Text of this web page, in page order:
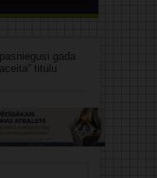
gada
titulu